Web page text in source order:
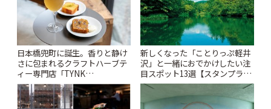
日本橋兜町に誕生。香りと静け
さに包まれるクラフトハーブテ
ィー専門店「TYNK
Kabutocho」 | ことりっぷ
新しくなった「ことりっぷ軽井
沢」と一緒におでかけしたい注
目スポット13選【スタンプラリ
ー開催中】 | ことりっぷ